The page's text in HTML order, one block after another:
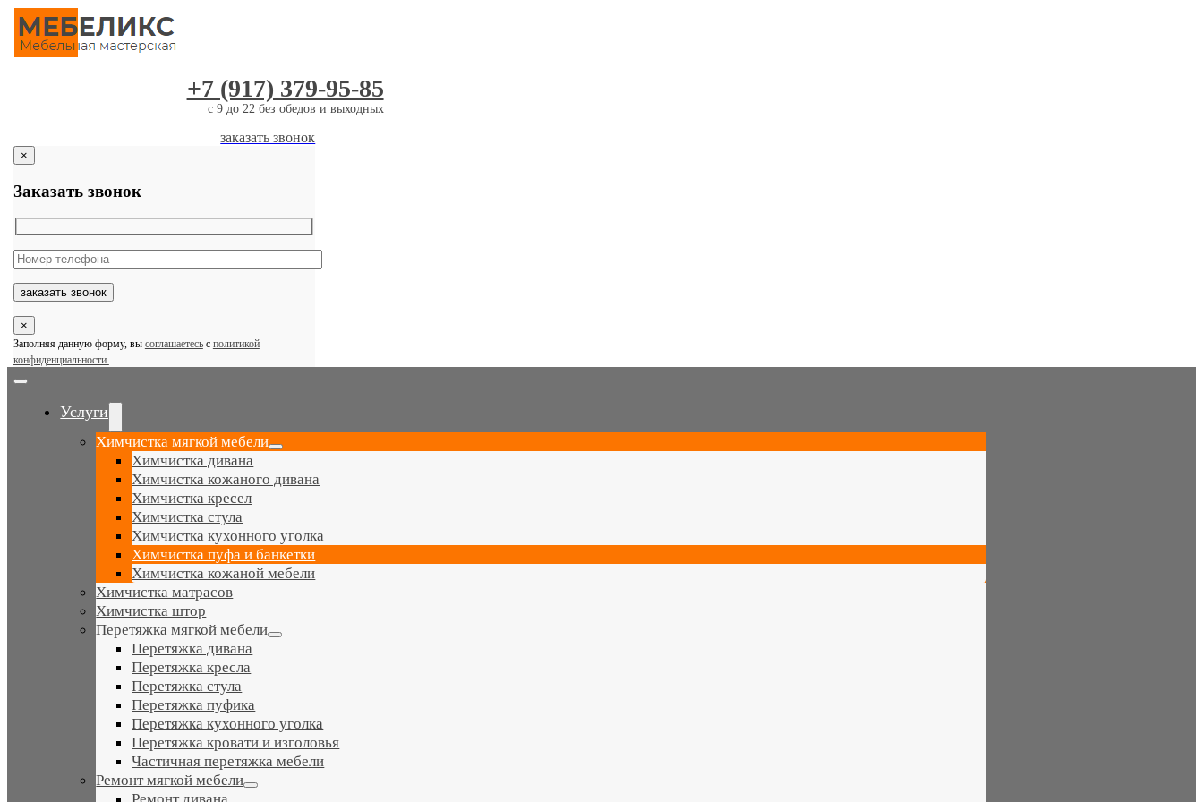
Skip
content
+7 (917) 379-95-85
c 9 до 22 без обедов и выходных
заказать звонок
×
Заказать звонок
×
Заполняя данную форму, вы соглашаетесьс политикой
конфиденциальности.
Toggle
Услуги
Химчистка мягкой мебели
Химчистка дивана
Химчистка кожаного дивана
Химчистка кресел
Химчистка стула
Химчистка кухонного уголка
Химчистка пуфа и банкетки
Химчистка кожаной мебели
Химчистка матрасов
Химчистка штор
Перетяжка мягкой мебели
Перетяжка дивана
Перетяжка кресла
Перетяжка стула
Перетяжка пуфика
Перетяжка кухонного уголка
Перетяжка кровати и изголовья
Частичная перетяжка мебели
Ремонт мягкой мебели